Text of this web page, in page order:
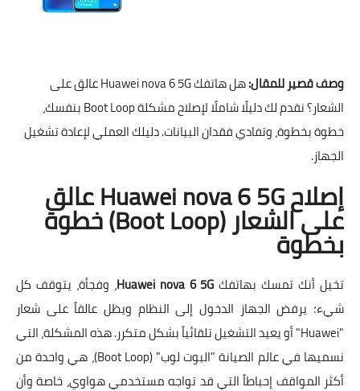
وصف قصير للمقال:
هل هاتفك Huawei nova 6 5G عالق على
الشعار؟ نقدم لك دليلًا شاملًا لإصلاح مشكلة Boot Loop بنفسك،
خطوة بخطوة، وتفادي فقدان البيانات. دليلك العملي لإعادة تشغيل
الجهاز.
إصلاح Huawei nova 6 5G عالق
على الشعار (Boot Loop) خطوة
بخطوة
تخيل أنك تمسك بهاتفك Huawei nova 6 5G، وفجأة، يتوقف كل
شيء؛ يرفض الجهاز الدخول إلى النظام ويظل عالقاً على شعار
"Huawei" أو يعيد التشغيل تلقائياً بشكل متكرر. هذه المشكلة، التي
نسميها في عالم الصيانة "البوت لوب" (Boot Loop)، هي واحدة من
أكثر المواقف إحباطاً التي قد تواجه مستخدمي هواوي، خاصة وأن